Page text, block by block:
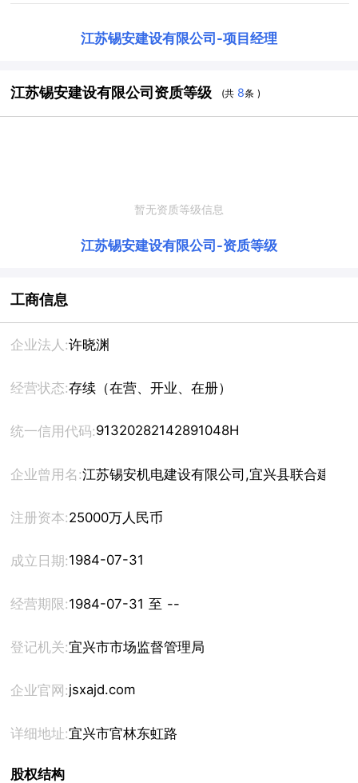
江苏锡安建设有限公司 -项目经理
江苏锡安建设有限公司资质等级 (共 8条 )
暂无资质等级信息
江苏锡安建设有限公司 -资质等级
工商信息
企业法人:许晓渊
经营状态:存续（在营、开业、在册）
统一信用代码:91320282142891048H
企业曾用名:江苏锡安机电建设有限公司,宜兴县联合建筑
注册资本:25000万人民币
成立日期:1984-07-31
经营期限: 1984-07-31 至 --
登记机关:宜兴市市场监督管理局
企业官网:jsxajd.com
详细地址:宜兴市官林东虹路
股权结构